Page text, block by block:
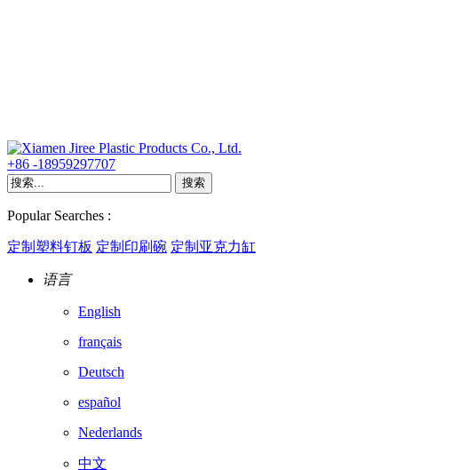
+86 -18959297707
Popular Searches :
定制塑料钉板 定制印刷碗 定制亚克力缸
语言
English
français
Deutsch
español
Nederlands
中文